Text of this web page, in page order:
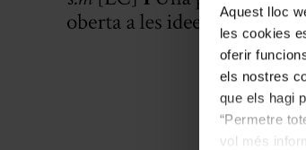
Aquest lloc
les cookies
oferir
els nostres
que els hagi
“Permetre
vol més